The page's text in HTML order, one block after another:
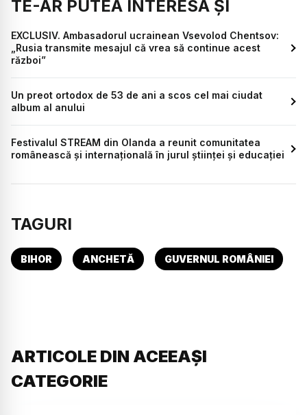
TE-AR PUTEA INTERESA ȘI
EXCLUSIV. Ambasadorul ucrainean Vsevolod Chentsov:
„Rusia transmite mesajul că vrea să continue acest
război”
Un preot ortodox de 53 de ani a scos cel mai ciudat
album al anului
Festivalul STREAM din Olanda a reunit comunitatea
românească și internațională în jurul științei și educației
TAGURI
BIHOR ANCHETĂ GUVERNUL ROMÂNIEI
ARTICOLE DIN ACEEAȘI
CATEGORIE